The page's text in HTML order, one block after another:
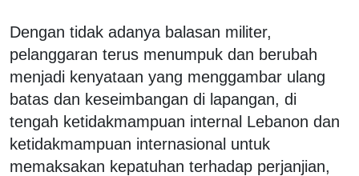
Dengan tidak adanya balasan militer,
pelanggaran terus menumpuk dan berubah
menjadi kenyataan yang menggambar ulang
batas dan keseimbangan di lapangan, di
tengah ketidakmampuan internal Lebanon dan
ketidakmampuan internasional untuk
memaksakan kepatuhan terhadap perjanjian,